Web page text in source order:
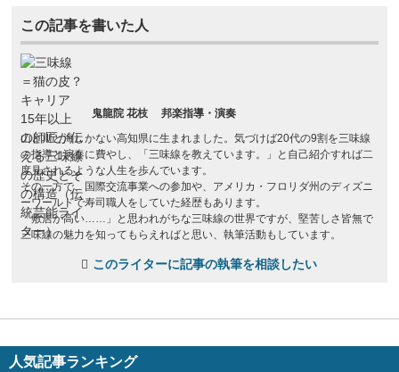
この記事を書いた人
鬼龍院 花枝
邦楽指導・演奏
山と川と海しかない高知県に生まれました。気づけば20代の9割を三味線
の指導と演奏に費やし、「三味線を教えています。」と自己紹介すれば二
度見されるような人生を歩んでいます。
その一方で、国際交流事業への参加や、アメリカ・フロリダ州のディズニ
ーワールドで寿司職人をしていた経歴もあります。
「敷居が高い……」と思われがちな三味線の世界ですが、堅苦しさ皆無で
三味線の魅力を知ってもらえればと思い、執筆活動もしています。
このライターに記事の執筆を相談したい
人気記事ランキング